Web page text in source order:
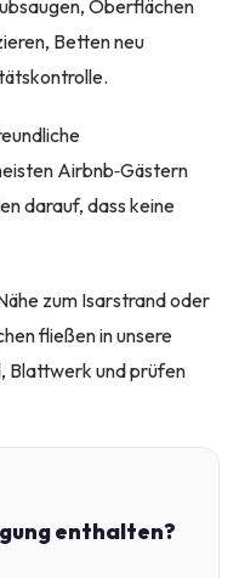
Oberflächen
Betten neu
Airbnb‑Gästern
darauf, dass keine
zum Isarstrand oder
fließen in unsere
Blattwerk und prüfen
enthalten?